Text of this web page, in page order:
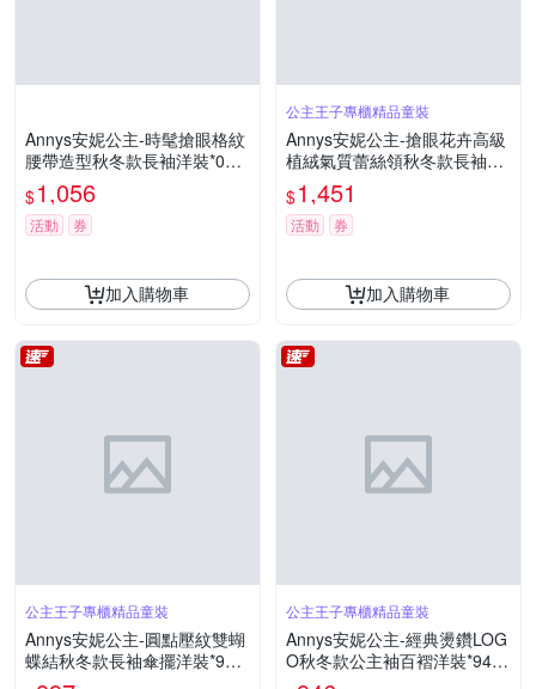
Annys安妮公主-時髦搶眼格紋
腰帶造型秋冬款長袖洋裝*062
0紅色
$1,056
活動 券
加入購物車
公主王子專櫃精品童裝
Annys安妮公主-搶眼花卉高級
植絨氣質蕾絲領秋冬款長袖洋
裝*9614藍色
$1,451
活動 券
加入購物車
公主王子專櫃精品童裝
Annys安妮公主-圓點壓紋雙蝴
蝶結秋冬款長袖傘擺洋裝*962
6紫色
公主王子專櫃精品童裝
Annys安妮公主-經典燙鑽LOG
O秋冬款公主袖百褶洋裝*9402
藍色